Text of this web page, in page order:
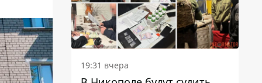
19:31 вчера